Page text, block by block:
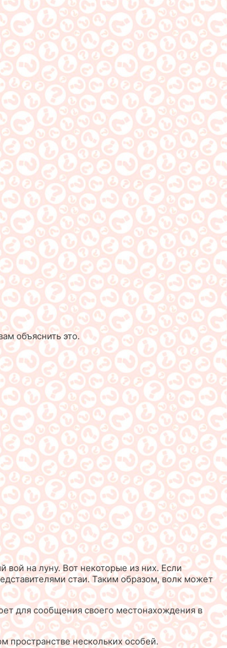
объяснить это.
вой на луну. Вот некоторые из них. Если
стаи. Таким образом, волк может
для сообщения своего местонахождения в
пространстве нескольких особей.